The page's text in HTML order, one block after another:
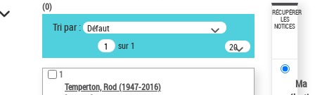
VOTRE RECHERCHE
Recherche avancée dans les
notices d’autorité
Œuvres liées à l'auteur :
Temperton, Rod (1947-2016)
(0)
Tri par : Défaut
sur 1
20
résultats/page
1
Temperton, Rod (1947-2016)
RÉCUPÉRER
LES
NOTICES
Ma